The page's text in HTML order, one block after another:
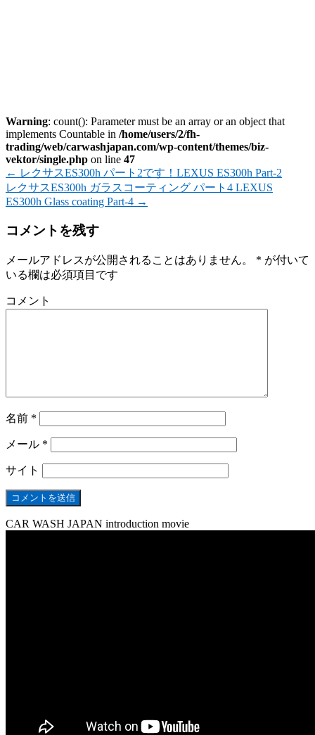
Warning: count(): Parameter must be an array or an object that
implements Countable in /home/users/2/fh-
trading/web/carwashjapan.com/wp-content/themes/biz-
vektor/single.php on line 47
← レクサスES300h パート2です！LEXUS ES300h Part-2
レクサスES300h ガラスコーティング パート4 LEXUS
ES300h Glass coating Part-4 →
コメントを残す
メールアドレスが公開されることはありません。 * が付いて
いる欄は必須項目です
コメント
名前 *
メール *
サイト
CAR WASH JAPAN introduction movie